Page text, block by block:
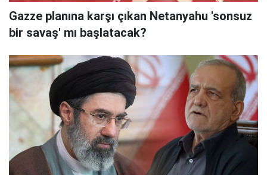
Gazze planına karşı çıkan Netanyahu 'sonsuz
bir savaş' mı başlatacak?